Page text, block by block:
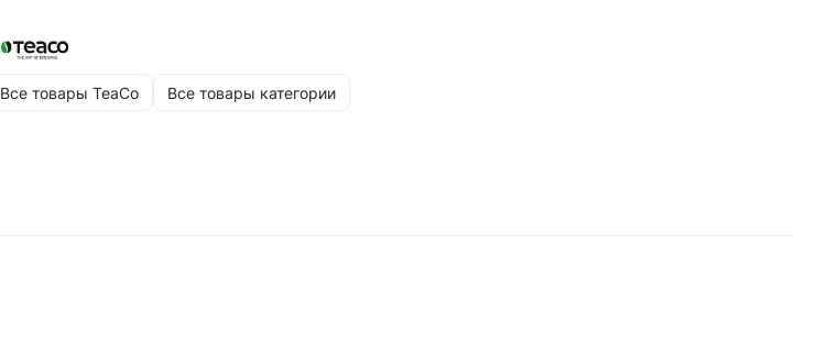
Все товары TeaCo Все товары категории